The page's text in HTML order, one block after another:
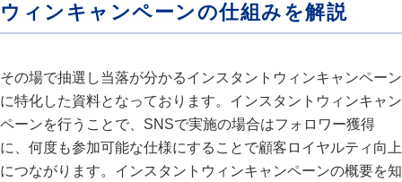
ウィンキャンペーンの仕組みを解説
その場で抽選し当落が分かるインスタントウィンキャンペーン
に特化した資料となっております。インスタントウィンキャン
ペーンを行うことで、SNSで実施の場合はフォロワー獲得
に、何度も参加可能な仕様にすることで顧客ロイヤルティ向上
につながります。インスタントウィンキャンペーンの概要を知